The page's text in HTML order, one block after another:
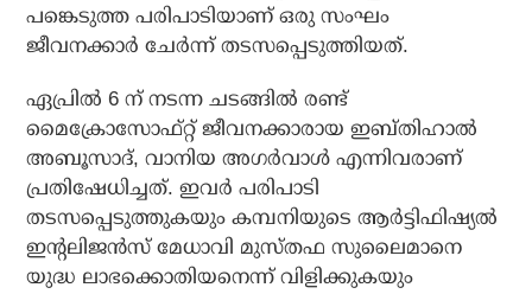
പങ്കെടുത്ത പരിപാടിയാണ് ഒരു സംഘം
ജീവനക്കാര്‍ ചേര്‍ന്ന് തടസപ്പെടുത്തിയത്.
ഏപ്രില്‍ 6 ന് നടന്ന ചടങ്ങില്‍ രണ്ട്
മൈക്രോസോഫ്റ്റ് ജീവനക്കാരായ ഇബ്തിഹാല്‍
അബൂസാദ്, വാനിയ അഗര്‍വാള്‍ എന്നിവരാണ്
പ്രതിഷേധിച്ചത്. ഇവര്‍ പരിപാടി
തടസപ്പെടുത്തുകയും കമ്പനിയുടെ ആര്‍ട്ടിഫിഷ്യല്‍
ഇന്റലിജന്‍സ് മേധാവി മുസ്തഫ സുലൈമാനെ
യുദ്ധ ലാഭക്കൊതിയനെന്ന് വിളിക്കുകയും